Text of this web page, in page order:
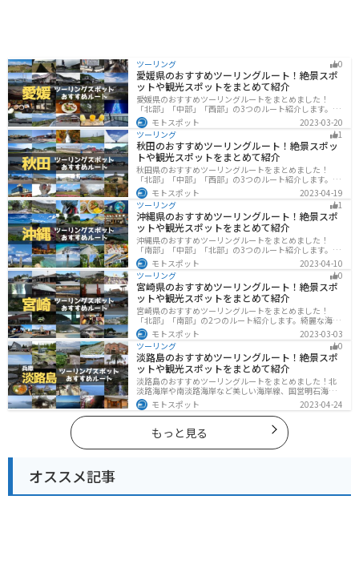
ツーリング 0
愛媛県のおすすめツーリングルート！絶景スポ
ットや観光スポットをまとめて紹介
愛媛県のおすすめツーリングルートをまとめました！
「北部」「中部」「西部」の3つのルート紹介します。山
や海といった自然だけでなく、気軽に渡れる島もあり
様々な楽しみ方ができます。バイクで愛媛県にツーリン
グに行く際は参考にしてください。
モトスポット
2023-03-20
ツーリング
1
秋田のおすすめツーリングルート！絶景スポッ
トや観光スポットをまとめて紹介
秋田県のおすすめツーリングルートをまとめました！
「北部」「中部」「西部」の3つのルート紹介します。自
然豊かな山々や湖、温泉地が点在し、四季折々の景色を
楽しめるスポットが多数あります。バイクで秋田県にツ
ーリングに行く際は参考にしてください。
モトスポット
2023-04-19
ツーリング
1
沖縄県のおすすめツーリングルート！絶景スポ
ットや観光スポットをまとめて紹介
沖縄県のおすすめツーリングルートをまとめました！
「南部」「中部」「北部」の3つのルート紹介します。美
しいビーチや歴史と文化に溢れたスポットが多数あり、
様々な楽しみ方ができます。バイクで沖縄県にツーリン
グに行く際は参考にしてください。
モトスポット
2023-04-10
ツーリング
0
宮崎県のおすすめツーリングルート！絶景スポ
ットや観光スポットをまとめて紹介
宮崎県のおすすめツーリングルートをまとめました！
「北部」「南部」の2つのルート紹介します。綺麗な海岸
線が特徴的な海・自然豊かな山・趣のある神社を満喫す
るツーリングができます。バイクで宮崎県にツーリング
に行く際は参考にしてください。
モトスポット
2023-03-03
ツーリング
0
淡路島のおすすめツーリングルート！絶景スポ
ットや観光スポットをまとめて紹介
淡路島のおすすめツーリングルートをまとめました！北
淡路海岸や南淡路海岸など美しい海岸線、国営明石海峡
公園や淡路夢舞台など、自然とアートが融合した施設も
多数あります。バイクで淡路島にツーリングに行く際は
参考にしてください。
モトスポット 2023-04-24
もっと見る
オススメ記事